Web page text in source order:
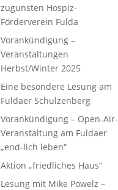
zugunsten Hospiz-
Förderverein Fulda
Vorankündigung –
Veranstaltungen
Herbst/Winter 2025
Eine besondere Lesung am
Fuldaer Schulzenberg
Vorankündigung – Open-Air-
Veranstaltung am Fuldaer
„end-lich leben“
Aktion „friedliches Haus“
Lesung mit Mike Powelz –